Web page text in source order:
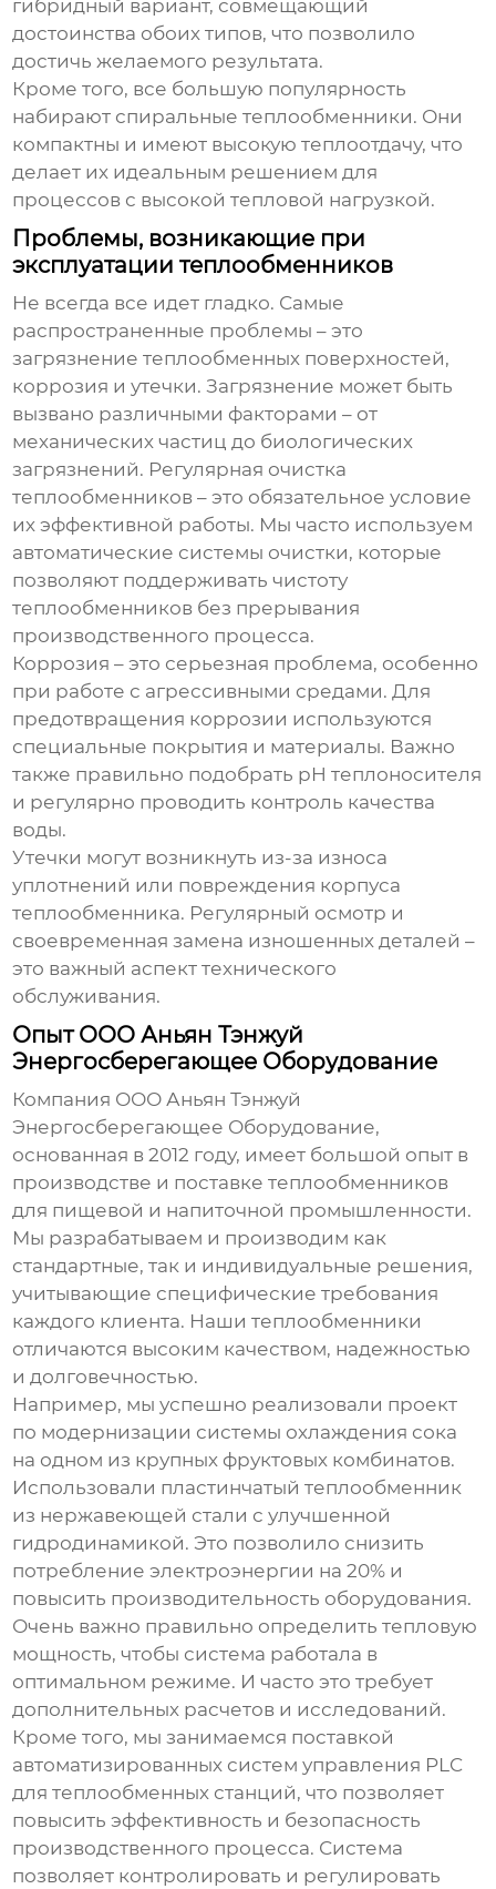
гибридный вариант, совмещающий
достоинства обоих типов, что позволило
достичь желаемого результата.
Кроме того, все большую популярность
набирают спиральные теплообменники. Они
компактны и имеют высокую теплоотдачу, что
делает их идеальным решением для
процессов с высокой тепловой нагрузкой.
Проблемы, возникающие при
эксплуатации теплообменников
Не всегда все идет гладко. Самые
распространенные проблемы – это
загрязнение теплообменных поверхностей,
коррозия и утечки. Загрязнение может быть
вызвано различными факторами – от
механических частиц до биологических
загрязнений. Регулярная очистка
теплообменников – это обязательное условие
их эффективной работы. Мы часто используем
автоматические системы очистки, которые
позволяют поддерживать чистоту
теплообменников без прерывания
производственного процесса.
Коррозия – это серьезная проблема, особенно
при работе с агрессивными средами. Для
предотвращения коррозии используются
специальные покрытия и материалы. Важно
также правильно подобрать pH теплоносителя
и регулярно проводить контроль качества
воды.
Утечки могут возникнуть из-за износа
уплотнений или повреждения корпуса
теплообменника. Регулярный осмотр и
своевременная замена изношенных деталей –
это важный аспект технического
обслуживания.
Опыт ООО Аньян Тэнжуй
Энергосберегающее Оборудование
Компания ООО Аньян Тэнжуй
Энергосберегающее Оборудование,
основанная в 2012 году, имеет большой опыт в
производстве и поставкетеплообменников
для пищевой и напиточной промышленности.
Мы разрабатываем и производим как
стандартные, так и индивидуальные решения,
учитывающие специфические требования
каждого клиента. Наши теплообменники
отличаются высоким качеством, надежностью
и долговечностью.
Например, мы успешно реализовали проект
по модернизации системы охлаждения сока
на одном из крупных фруктовых комбинатов.
Использовали пластинчатый теплообменник
из нержавеющей стали с улучшенной
гидродинамикой. Это позволило снизить
потребление электроэнергии на 20% и
повысить производительность оборудования.
Очень важно правильно определить тепловую
мощность, чтобы система работала в
оптимальном режиме. И часто это требует
дополнительных расчетов и исследований.
Кроме того, мы занимаемся поставкой
автоматизированных систем управления PLC
для теплообменных станций, что позволяет
повысить эффективность и безопасность
производственного процесса. Система
позволяет контролировать и регулировать